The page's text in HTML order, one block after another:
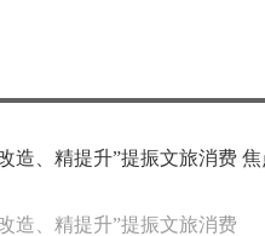
造、精提升”提振文旅消费
造、精提升”提振文旅消费